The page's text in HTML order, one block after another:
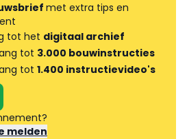
met extra tips en
tot het digitaal archief
tot 3.000 bouwinstructies
tot 1.400 instructievideo's
melden